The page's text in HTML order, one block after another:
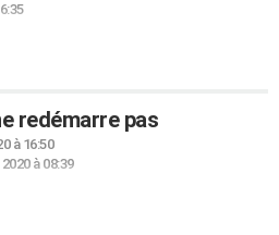
redémarre pas
à 16:50
à 08:39